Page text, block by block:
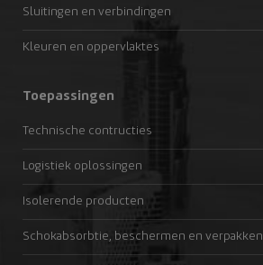
Sluitingen en verbindingen
Kleuren en oppervlaktes
Toepassingen
Technische contructies
Logistiek oplossingen
Isolerende producten
Schokabsorbtie, beschermen en verpakken